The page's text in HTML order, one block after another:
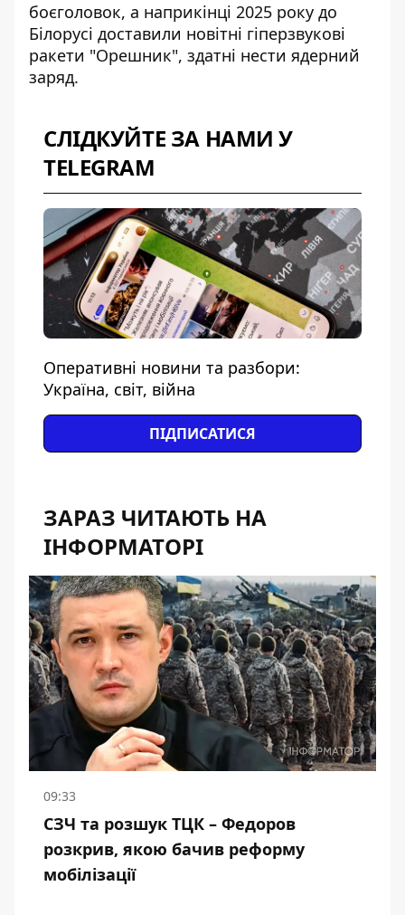
боєголовок, а наприкінці 2025 року до
Білорусі доставили новітні гіперзвукові
ракети "Орешник", здатні нести ядерний
заряд.
СЛІДКУЙТЕ ЗА НАМИ У
TELEGRAM
Оперативні новини та разбори:
Україна, світ, війна
ПІДПИСАТИСЯ
ЗАРАЗ ЧИТАЮТЬ НА
ІНФОРМАТОРІ
09:33
СЗЧ та розшук ТЦК – Федоров
розкрив, якою бачив реформу
мобілізації